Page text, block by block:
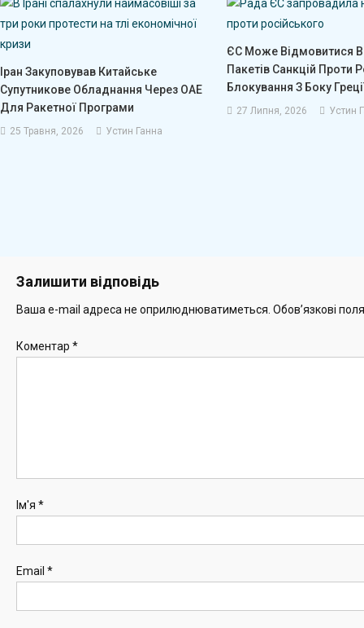
Іран Закуповував Китайське
Супутникове Обладнання Через ОАЕ
Для Ракетної Програми
25 Травня, 2026 Устин Ганна
ЄС Може Відмовитися
Пакетів Санкцій Проти
Блокування З Боку
27 Липня, 2026 Устин
Залишити відповідь
Ваша e-mail адреса не оприлюднюватиметься. Обов’язкові
Коментар *
Ім'я *
Email *